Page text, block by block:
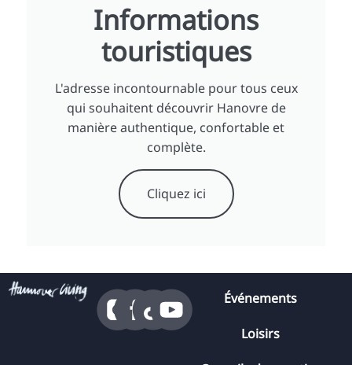
Informations
touristiques
L'adresse incontournable pour tous ceux
qui souhaitent découvrir Hanovre de
manière authentique, confortable et
complète.
Cliquez ici
Événements
Loisirs